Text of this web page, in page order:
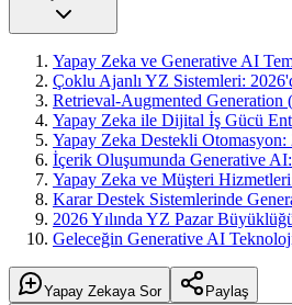
Yapay Zeka ve Generative AI
Çoklu Ajanlı YZ Sistemleri:
Retrieval-Augmented
Yapay Zeka ile Dijital İş Gücü
Yapay Zeka Destekli
İçerik Oluşumunda Generative
Yapay Zeka ve Müşteri
Karar Destek Sistemlerinde
2026 Yılında YZ Pazar
Geleceğin Generative AI
Yapay Zekaya Sor
Paylaş